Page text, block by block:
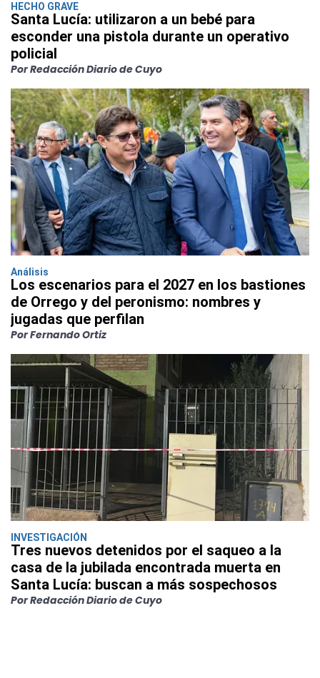
HECHO GRAVE
Santa Lucía: utilizaron a un bebé para
esconder una pistola durante un operativo
policial
Por Redacción Diario de Cuyo
Análisis
Los escenarios para el 2027 en los bastiones
de Orrego y del peronismo: nombres y
jugadas que perfilan
Por Fernando Ortiz
INVESTIGACIÓN
Tres nuevos detenidos por el saqueo a la
casa de la jubilada encontrada muerta en
Santa Lucía: buscan a más sospechosos
Por Redacción Diario de Cuyo